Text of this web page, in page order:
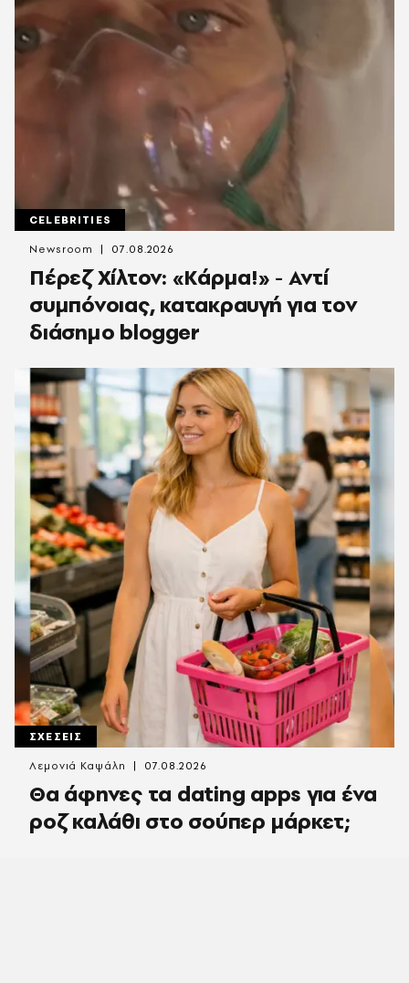
CELEBRITIES
Πέρεζ Χίλτον: «Κάρμα!» - Αντί
συμπόνοιας, κατακραυγή για τον
διάσημο blogger
Newsroom 07.08.2026
ΣΧΕΣΕΙΣ
Θα άφηνες τα dating apps για ένα
ροζ καλάθι στο σούπερ μάρκετ;
Λεμονιά Καψάλη 07.08.2026